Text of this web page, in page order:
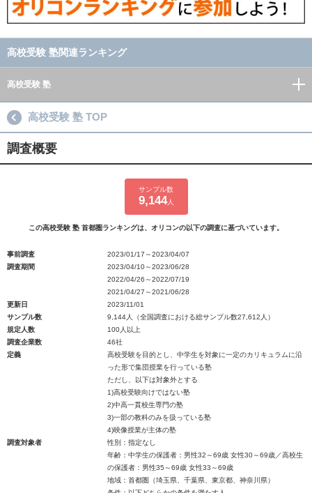
高校受験 塾関連ランキング
高校受験 塾
高校受験 塾 TOP
調査概要
サンプル数
9,144人
この高校受験 塾 首都圏ランキングは、オリコンの以下の調査に基づいています。
事前調査
2023/01/17～2023/04/07
調査期間
2023/04/10～2023/06/28
2022/04/26～2022/07/19
2021/04/27～2021/06/28
更新日
2023/11/01
サンプル数
9,144人（全国調査における総サンプル数27,612人）
規定人数
100人以上
調査企業数
46社
定義
高校受験を目的とし、中学生を対象に一定のカリキュラムに沿
った形で集団授業を行っている塾
ただし、以下は対象外とする
1)高校受験向けではない塾
2)中高一貫校生専門の塾
3)一部の教科のみを扱っている塾
4)映像授業が主体の塾
調査対象者
性別：指定なし
年齢：中学生の保護者：男性32～69歳 女性30～69歳／高校生
の保護者：男性35～69歳 女性33～69歳
地域：首都圏（埼玉県、千葉県、東京都、神奈川県）